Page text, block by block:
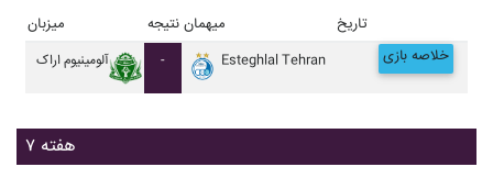
میزبان نتیجه میهمان تاریخ
آلومينيوم اراک - Esteghlal Tehran خلاصه بازی
هفته ۷